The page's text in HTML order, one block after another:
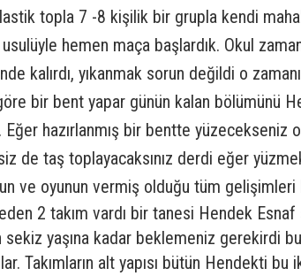
topla 7 -8 kişilik bir grupla kendi
hemen maça başlardık. Okul
kalırdı, yıkanmak sorun değildi o
bir bent yapar günün kalan bölümünü
hazırlanmış bir bentte yüzecekseniz
de taş toplayacaksınız derdi eğer
ve oyunun vermiş olduğu tüm
2 takım vardı bir tanesi Hendek
yaşına kadar beklemeniz gerekirdi
Takımların alt yapısı bütün Hendekti